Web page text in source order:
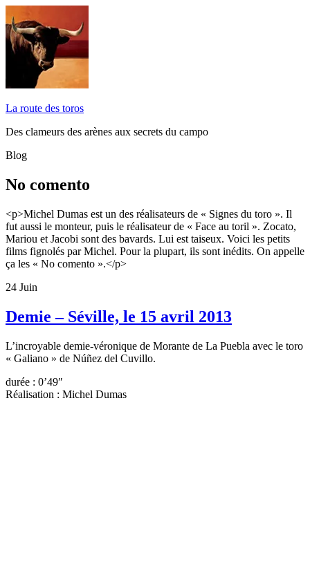
La route des toros
Des clameurs des arènes aux secrets du campo
Blog
No comento
<p>Michel Dumas est un des réalisateurs de « Signes du toro ». Il
fut aussi le monteur, puis le réalisateur de « Face au toril ». Zocato,
Mariou et Jacobi sont des bavards. Lui est taiseux. Voici les petits
films fignolés par Michel. Pour la plupart, ils sont inédits. On appelle
ça les « No comento ».</p>
24 Juin
Demie – Séville, le 15 avril 2013
L’incroyable demie-véronique de Morante de La Puebla avec le toro
« Galiano » de Núñez del Cuvillo.
durée : 0’49″
Réalisation : Michel Dumas